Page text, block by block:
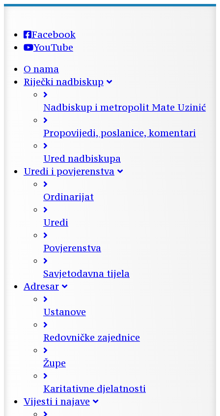
Facebook
YouTube
O nama
Riječki nadbiskup
Nadbiskup i metropolit Mate Uzinić
Propovijedi, poslanice, komentari
Ured nadbiskupa
Uredi i povjerenstva
Ordinarijat
Uredi
Povjerenstva
Savjetodavna tijela
Adresar
Ustanove
Redovničke zajednice
Župe
Karitativne djelatnosti
Vijesti i najave